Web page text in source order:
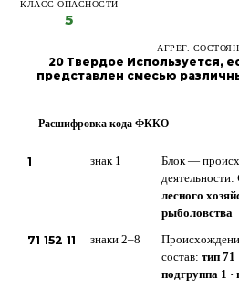
КЛАСС ОПАСНОСТИ
5
АГРЕГ.
20 Твердое Используется,
представлен смесью
Расшифровка кода ФККО
1 знак 1
Блок —
деятельности:
лесного
рыболовства
71 152 11 знаки 2–8
состав: тип 71
подгруппа 1 ·